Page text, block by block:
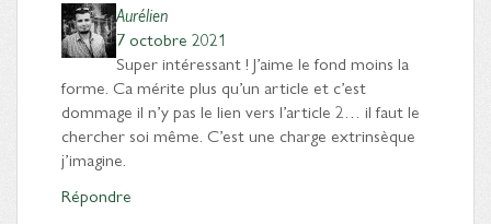
Aurélien
7 octobre 2021
Super intéressant ! J’aime le fond moins la
forme. Ca mérite plus qu’un article et c’est
dommage il n’y pas le lien vers l’article 2… il faut le
chercher soi même. C’est une charge extrinsèque
j’imagine.
Répondre